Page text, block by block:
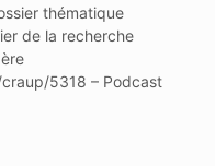
thématique
de la recherche
5318 – Podcast